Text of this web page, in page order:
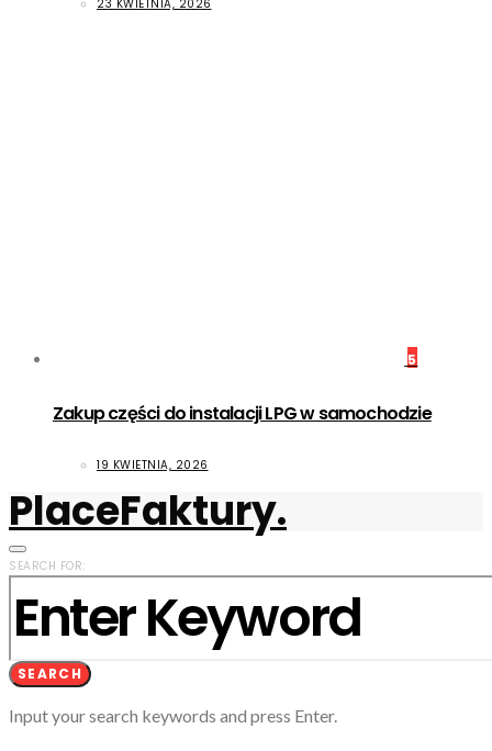
23 KWIETNIA, 2026
5
Zakup części do instalacji LPG w samochodzie
19 KWIETNIA, 2026
PlaceFaktury.
SEARCH FOR:
SEARCH
Input your search keywords and press Enter.